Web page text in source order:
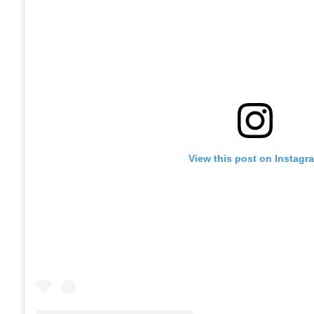
View this post on